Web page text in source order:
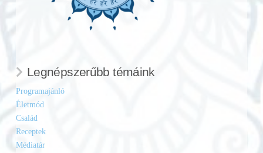
Legnépszerűbb témáink
Programajánló
Életmód
Család
Receptek
Médiatár